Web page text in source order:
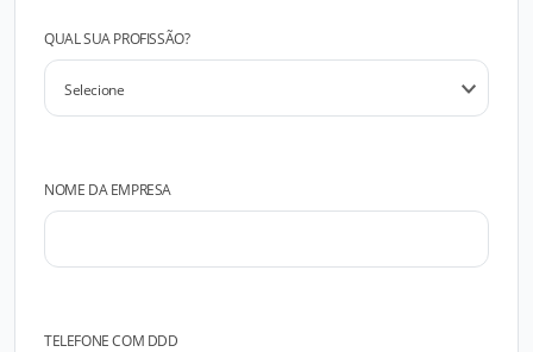
QUAL SUA PROFISSÃO?
NOME DA EMPRESA
TELEFONE COM DDD